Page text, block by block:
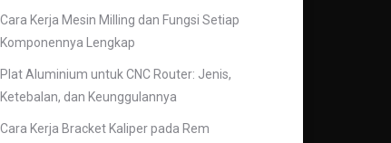
Cara Kerja Mesin Milling dan Fungsi Setiap
Komponennya Lengkap
Plat Aluminium untuk CNC Router: Jenis,
Ketebalan, dan Keunggulannya
Cara Kerja Bracket Kaliper pada Rem